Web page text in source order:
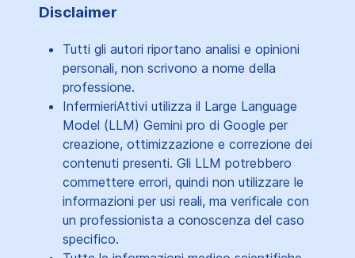
Disclaimer
Tutti gli autori riportano analisi e opinioni
personali, non scrivono a nome della
professione.
InfermieriAttivi utilizza il Large Language
Model (LLM) Gemini pro di Google per
creazione, ottimizzazione e correzione dei
contenuti presenti. Gli LLM potrebbero
commettere errori, quindi non utilizzare le
informazioni per usi reali, ma verificale con
un professionista a conoscenza del caso
specifico.